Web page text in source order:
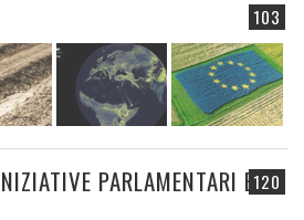
103
120
PARLAMENTARI E